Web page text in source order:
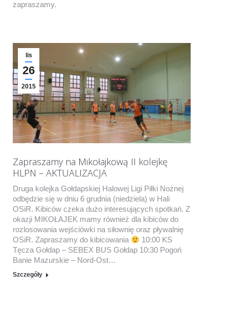
zapraszamy.
lis
26
2015
Zapraszamy na Mikołajkową II kolejkę
HLPN – AKTUALIZACJA
Druga kolejka Gołdapskiej Halowej Ligi Piłki Nożnej
odbędzie się w dniu 6 grudnia (niedziela) w Hali
OSiR. Kibiców czeka dużo interesujących spotkań. Z
okazji MIKOŁAJEK mamy również dla kibiców do
rozlosowania wejściówki na siłownię oraz pływalnię
OSiR. Zapraszamy do kibicowania
10:00 KS
Tęcza Gołdap – SEBEX BUS Gołdap 10:30 Pogoń
Banie Mazurskie – Nord-Ost…
Szczegóły